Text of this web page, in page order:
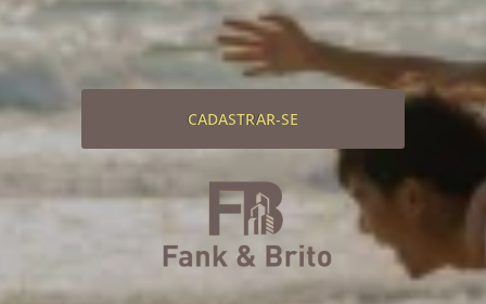
CADASTRAR-SE